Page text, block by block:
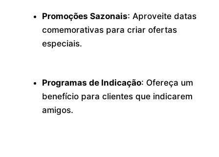
Promoções Sazonais: Aproveite datas
comemorativas para criar ofertas
especiais.
Programas de Indicação: Ofereça um
benefício para clientes que indicarem
amigos.